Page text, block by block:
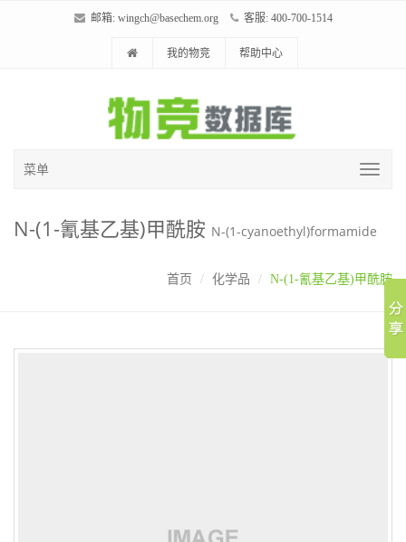
邮箱: wingch@basechem.org 客服: 400-700-1514
我的物竞 帮助中心
菜单
N-(1-氰基乙基)甲酰胺 N-(1-cyanoethyl)formamide
首页 化学品 N-(1-氰基乙基)甲酰胺